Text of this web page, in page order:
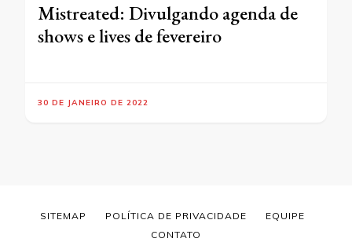
Mistreated: Divulgando agenda de
shows e lives de fevereiro
30 DE JANEIRO DE 2022
SITEMAP POLÍTICA DE PRIVACIDADE
EQUIPE
CONTATO